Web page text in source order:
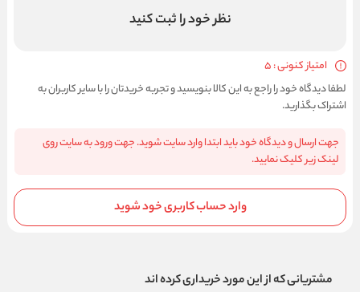
نظر خود را ثبت کنید
امتیاز کنونی : 5
لطفا دیدگاه خود را راجع به این کالا بنویسید و تجربه خریدتان را با سایر کاربران به
اشتراک بگذارید.
جهت ارسال و دیدگاه خود باید ابتدا وارد سایت شوید. جهت ورود به سایت روی
لینک زیر کلیک نمایید.
وارد حساب کاربری خود شوید
مشتریانی که از این مورد خریداری کرده اند